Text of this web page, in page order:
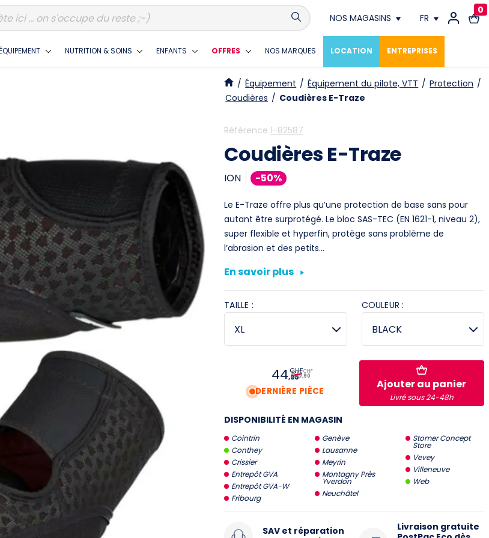
NOS MAGASINS
Conthey
Crissier
Neuchâtel
Yverdon
Stromer Concept Store
FR
FR
DE
0
NUTRITION & SOINS ENFANTS OFFRES NOS MARQUES LOCATION ENTREPRISES
/ Équipement / Équipement du pilote, VTT / Protection /
Coudières / Coudières E-Traze
Référence 1-82587
Coudières E-Traze
ION -50%
Le E-Traze offre plus qu’une protection de base sans pour
autant être surprotégé. Le bloc SAS-TEC (EN 1621-1, niveau 2),
super flexible et hyperfin, protège sans problème de
l’abrasion et des petits…
En savoir plus
TAILLE : COULEUR :
44,95
CHF
89,90
CHF
DERNIÈRE PIÈCE
Ajouter au panier
Livré sous 24-48h
DISPONIBILITÉ EN MAGASIN
Cointrin
Conthey
Crissier
Entrepôt GVA
Entrepôt GVA-W
Fribourg
Genève
Lausanne
Meyrin
Montagny Près
Yverdon
Neuchâtel
Stomer Concept
Store
Vevey
Villeneuve
Web
SAV et réparation
Livraison gratuite